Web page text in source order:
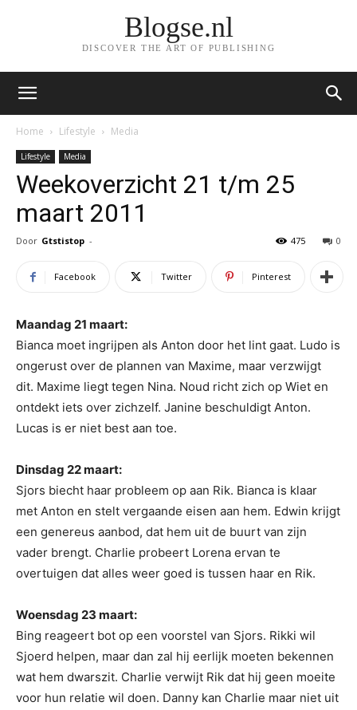
Blogse.nl
DISCOVER THE ART OF PUBLISHING
Home Lifestyle Media
Lifestyle Media
Weekoverzicht 21 t/m 25
maart 2011
Door Gtstistop - 0
475
Facebook Twitter Pinterest
Maandag 21 maart:
Bianca moet ingrijpen als Anton door het lint gaat. Ludo is
ongerust over de plannen van Maxime, maar verzwijgt
dit. Maxime liegt tegen Nina. Noud richt zich op Wiet en
ontdekt iets over zichzelf. Janine beschuldigt Anton.
Lucas is er niet best aan toe.
Dinsdag 22 maart:
Sjors biecht haar probleem op aan Rik. Bianca is klaar
met Anton en stelt vergaande eisen aan hem. Edwin krijgt
een genereus aanbod, dat hem uit de buurt van zijn
vader brengt. Charlie probeert Lorena ervan te
overtuigen dat alles weer goed is tussen haar en Rik.
Woensdag 23 maart:
Bing reageert bot op een voorstel van Sjors. Rikki wil
Sjoerd helpen, maar dan zal hij eerlijk moeten bekennen
wat hem dwarszit. Charlie verwijt Rik dat hij geen moeite
voor hun relatie wil doen. Danny kan Charlie maar niet uit